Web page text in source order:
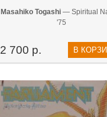
Masahiko Togashi — Spiritual
'75
2 700 р. В